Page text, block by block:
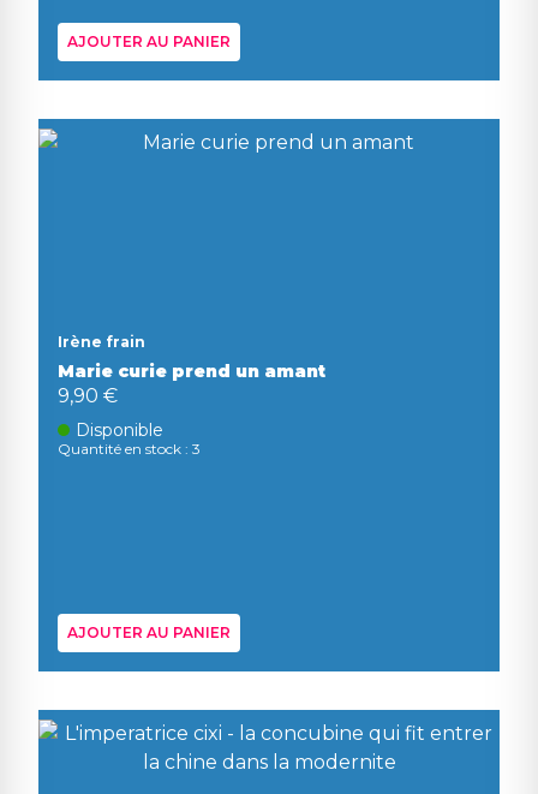
AJOUTER AU PANIER
Irène frain
Marie curie prend un amant
9,90 €
Disponible
Quantité en stock : 3
AJOUTER AU PANIER